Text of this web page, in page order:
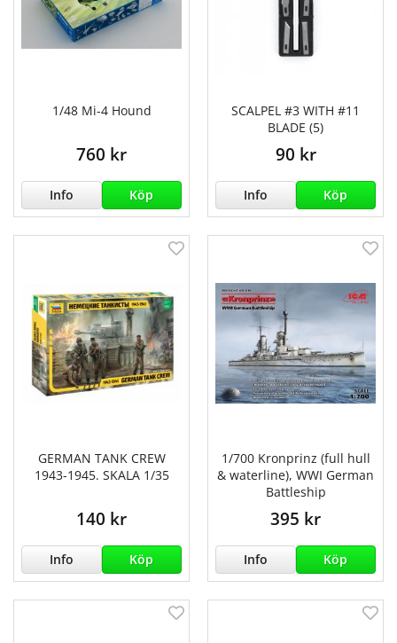
1/48 Mi-4 Hound
760 kr
Info Köp
SCALPEL #3 WITH #11
BLADE (5)
90 kr
Info Köp
GERMAN TANK CREW
1943-1945. SKALA 1/35
140 kr
Info Köp
1/700 Kronprinz (full hull
& waterline), WWI German
Battleship
395 kr
Info Köp